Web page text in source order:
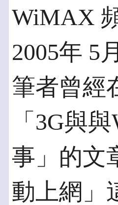
WiMAX
2005年 5
筆者曾經
「3G與
事」的文
動上網」